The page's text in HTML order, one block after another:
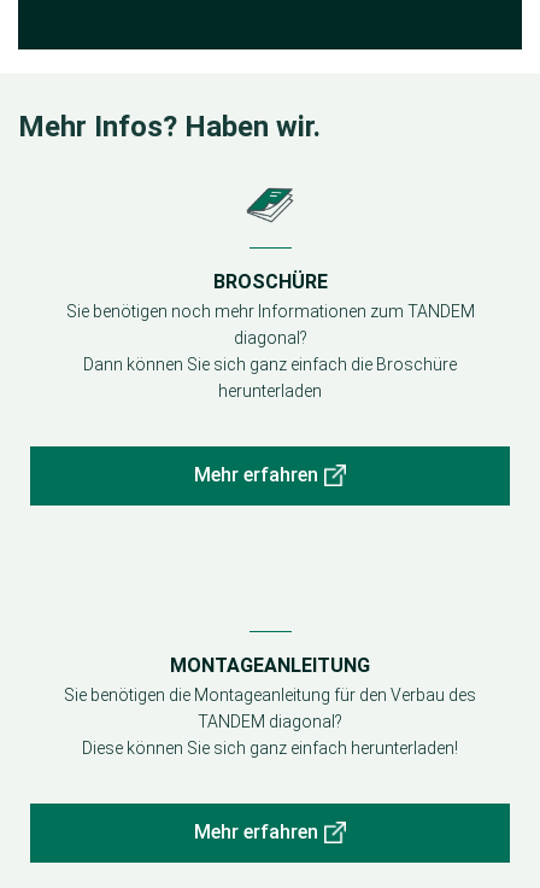
Mehr Infos? Haben wir.
BROSCHÜRE
Sie benötigen noch mehr Informationen zum TANDEM
diagonal?
Dann können Sie sich ganz einfach die Broschüre
herunterladen
Mehr erfahren
MONTAGEANLEITUNG
Sie benötigen die Montageanleitung für den Verbau des
TANDEM diagonal?
Diese können Sie sich ganz einfach herunterladen!
Mehr erfahren